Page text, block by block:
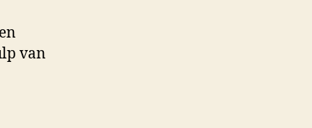
van